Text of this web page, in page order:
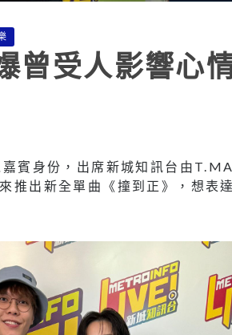
曾受人影響心
嘉賓身份，出席新城知訊台由
推出新全單曲《撞到正》，想表